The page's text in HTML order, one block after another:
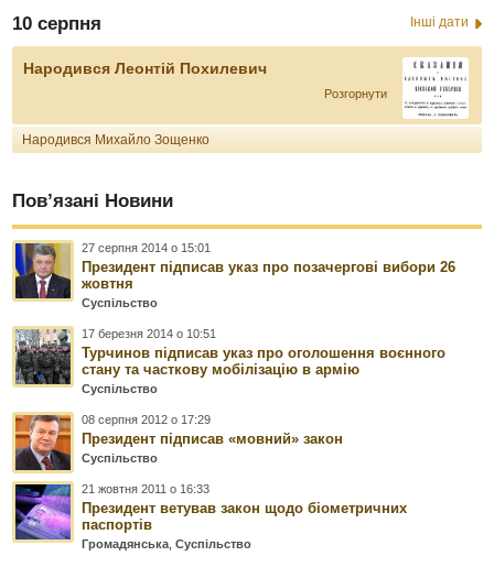
10 серпня Інші дати
Народився Леонтій Похилевич
Розгорнути
Народився Михайло Зощенко
Пов’язані Новини
27 серпня 2014 о 15:01
Президент підписав указ про позачергові вибори 26
жовтня
Суспільство
17 березня 2014 о 10:51
Турчинов підписав указ про оголошення воєнного
стану та часткову мобілізацію в армію
Суспільство
08 серпня 2012 о 17:29
Президент підписав «мовний» закон
Суспільство
21 жовтня 2011 о 16:33
Президент ветував закон щодо біометричних
паспортів
Громадянська ,Суспільство